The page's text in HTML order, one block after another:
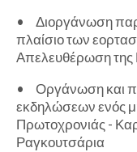
•
Διοργάνωση
πλαίσιο των
Απελευθέρωση της
•
Οργάνωση και
εκδηλώσεων ενός
Πρωτοχρονιάς -
Ραγκουτσάρια